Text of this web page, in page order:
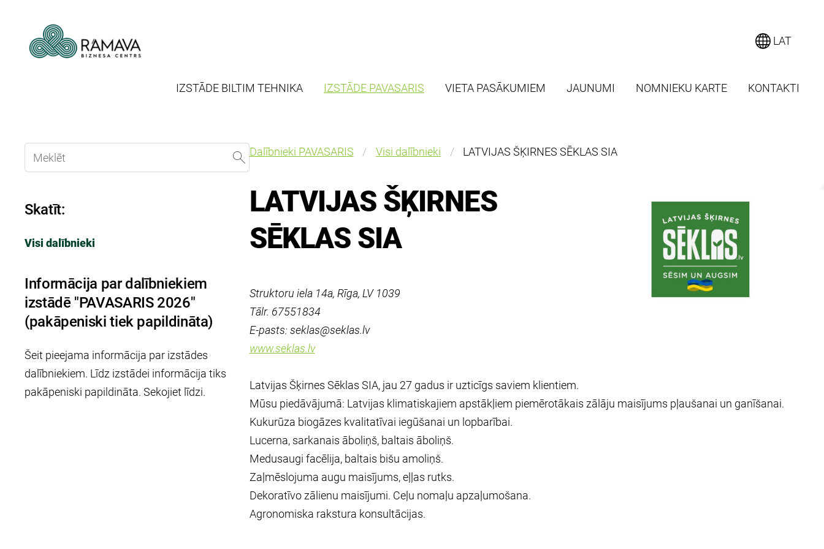
IZSTĀDE BILTIM TEHNIKA IZSTĀDE PAVASARIS VIETA PASĀKUMIEM JAUNUMI NOMNIEKU KARTE KONTAKTI
LAT
Skatīt:
Visi dalībnieki
Informācija par dalībniekiem
izstādē "PAVASARIS 2026"
(pakāpeniski tiek papildināta)
Šeit pieejama informācija par izstādes
dalībniekiem. Līdz izstādei informācija tiks
pakāpeniski papildināta. Sekojiet līdzi.
Dalībnieki PAVASARIS Visi dalībnieki LATVIJAS ŠĶIRNES SĒKLAS SIA
LATVIJAS ŠĶIRNES
SĒKLAS SIA
Struktoru iela 14a, Rīga, LV 1039
Tālr. 67551834
E-pasts: seklas@seklas.lv
www.seklas.lv
Latvijas Šķirnes Sēklas SIA, jau 27 gadus ir uzticīgs saviem klientiem.
Mūsu piedāvājumā: Latvijas klimatiskajiem apstākļiem piemērotākais zālāju maisījums pļaušanai un ganīšanai.
Kukurūza biogāzes kvalitatīvai iegūšanai un lopbarībai.
Lucerna, sarkanais āboliņš, baltais āboliņš.
Medusaugi facēlija, baltais bišu amoliņš.
Zaļmēslojuma augu maisījums, eļļas rutks.
Dekoratīvo zālienu maisījumi. Ceļu nomaļu apzaļumošana.
Agronomiska rakstura konsultācijas.